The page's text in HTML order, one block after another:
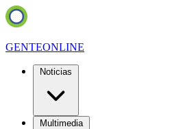
GENTEONLINE
Noticias
Multimedia